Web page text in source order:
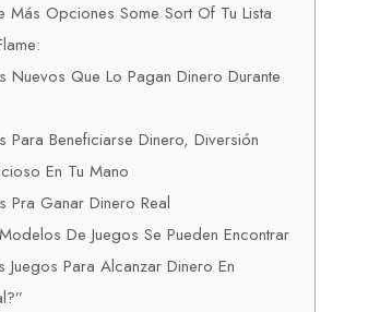
Más Opciones Some Sort Of Tu Lista
Nuevos Que Lo Pagan Dinero Durante
Para Beneficiarse Dinero, Diversión
En Tu Mano
Pra Ganar Dinero Real
De Juegos Se Pueden Encontrar
Juegos Para Alcanzar Dinero En